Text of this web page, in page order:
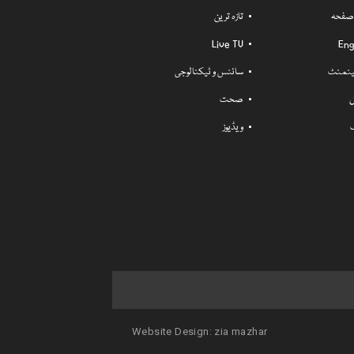
صفحہ
تازہ ترین
Live TV
سائنس و ٹیکنالوجی
صحت
ویڈیوز
Website Design: zia mazhar